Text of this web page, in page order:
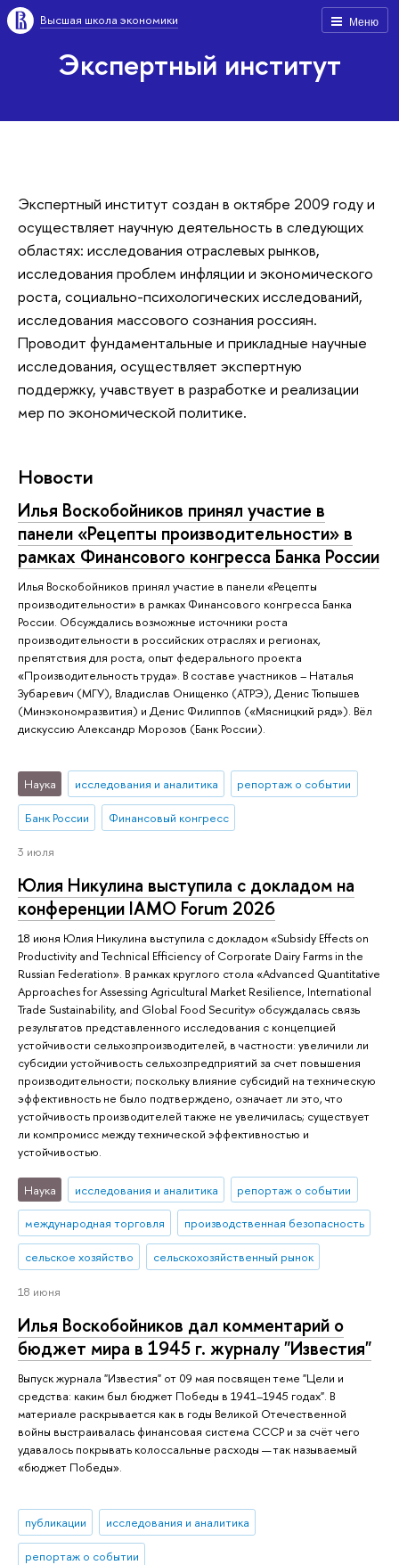
Меню
Высшая школа экономики
Экспертный институт
Экспертный институт cоздан в октябре 2009 году и
осуществляет научную деятельность в следующих
областях: исследования отраслевых рынков,
исследования проблем инфляции и экономического
роста, социально-психологических исследований,
исследования массового сознания россиян.
Проводит фундаментальные и прикладные научные
исследования, осуществляет экспертную
поддержку, учавствует в разработке и реализации
мер по экономической политике.
Новости
Илья Воскобойников принял участие в
панели «Рецепты производительности» в
рамках Финансового конгресса Банка России
Илья Воскобойников принял участие в панели «Рецепты
производительности» в рамках Финансового конгресса Банка
России. Обсуждались возможные источники роста
производительности в российских отраслях и регионах,
препятствия для роста, опыт федерального проекта
«Производительность труда». В составе участников – Наталья
Зубаревич (МГУ), Владислав Онищенко (АТРЭ), Денис Тюпышев
(Минэкономразвития) и Денис Филиппов («Мясницкий ряд»). Вёл
дискуссию Александр Морозов (Банк России).
Наука исследования и аналитика репортаж о событии
Банк России Финансовый конгресс
3 июля
Юлия Никулина выступила с докладом на
конференции IAMO Forum 2026
18 июня Юлия Никулина выступила с докладом «Subsidy Effects on
Productivity and Technical Efficiency of Corporate Dairy Farms in the
Russian Federation». В рамках круглого стола «Advanced Quantitative
Approaches for Assessing Agricultural Market Resilience, International
Trade Sustainability, and Global Food Security» обсуждалась связь
результатов представленного исследования с концепцией
устойчивости сельхозпроизводителей, в частности: увеличили ли
субсидии устойчивость сельхозпредприятий за счет повышения
производительности; поскольку влияние субсидий на техническую
эффективность не было подтверждено, означает ли это, что
устойчивость производителей также не увеличилась; существует
ли компромисс между технической эффективностью и
устойчивостью.
Наука исследования и аналитика репортаж о событии
международная торговля производственная безопасность
сельское хозяйство сельскохозяйственный рынок
18 июня
Илья Воскобойников дал комментарий о
бюджет мира в 1945 г. журналу "Известия"
Выпуск журнала "Известия" от 09 мая посвящен теме "Цели и
средства: каким был бюджет Победы в 1941–1945 годах". В
материале раскрывается как в годы Великой Отечественной
войны выстраивалась финансовая система СССР и за счёт чего
удавалось покрывать колоссальные расходы — так называемый
«бюджет Победы».
публикации исследования и аналитика
репортаж о событии